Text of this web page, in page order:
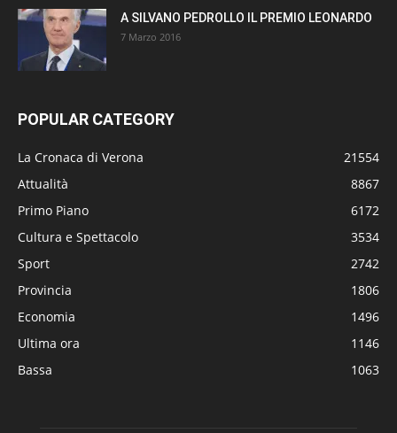
A SILVANO PEDROLLO IL PREMIO LEONARDO
7 Marzo 2016
POPULAR CATEGORY
La Cronaca di Verona
21554
Attualità
8867
Primo Piano
6172
Cultura e Spettacolo
3534
Sport
2742
Provincia
1806
Economia
1496
Ultima ora
1146
Bassa
1063